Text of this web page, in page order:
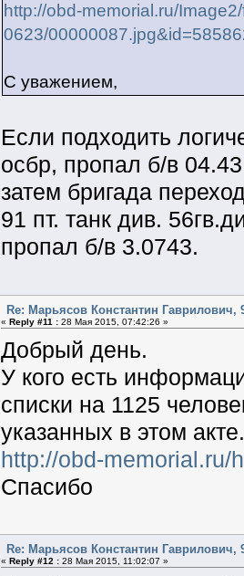
http://obd-memorial.ru/
0623/
С уважением,
Если подходить
осбр, пропал б/в
затем бригада
91 пт. танк див.
пропал б/в 3.0743.
Re: Марьясов Константин Гаврилович,
« Reply #11 :28 Мая 2015, 07:42:26 »
Добрый день.
У кого есть
списки на 1125
указанных в этом акте.
http://obd-memorial.ru/
Спасибо
Re: Марьясов Константин Гаврилович,
« Reply #12 :28 Мая 2015, 11:02:07 »